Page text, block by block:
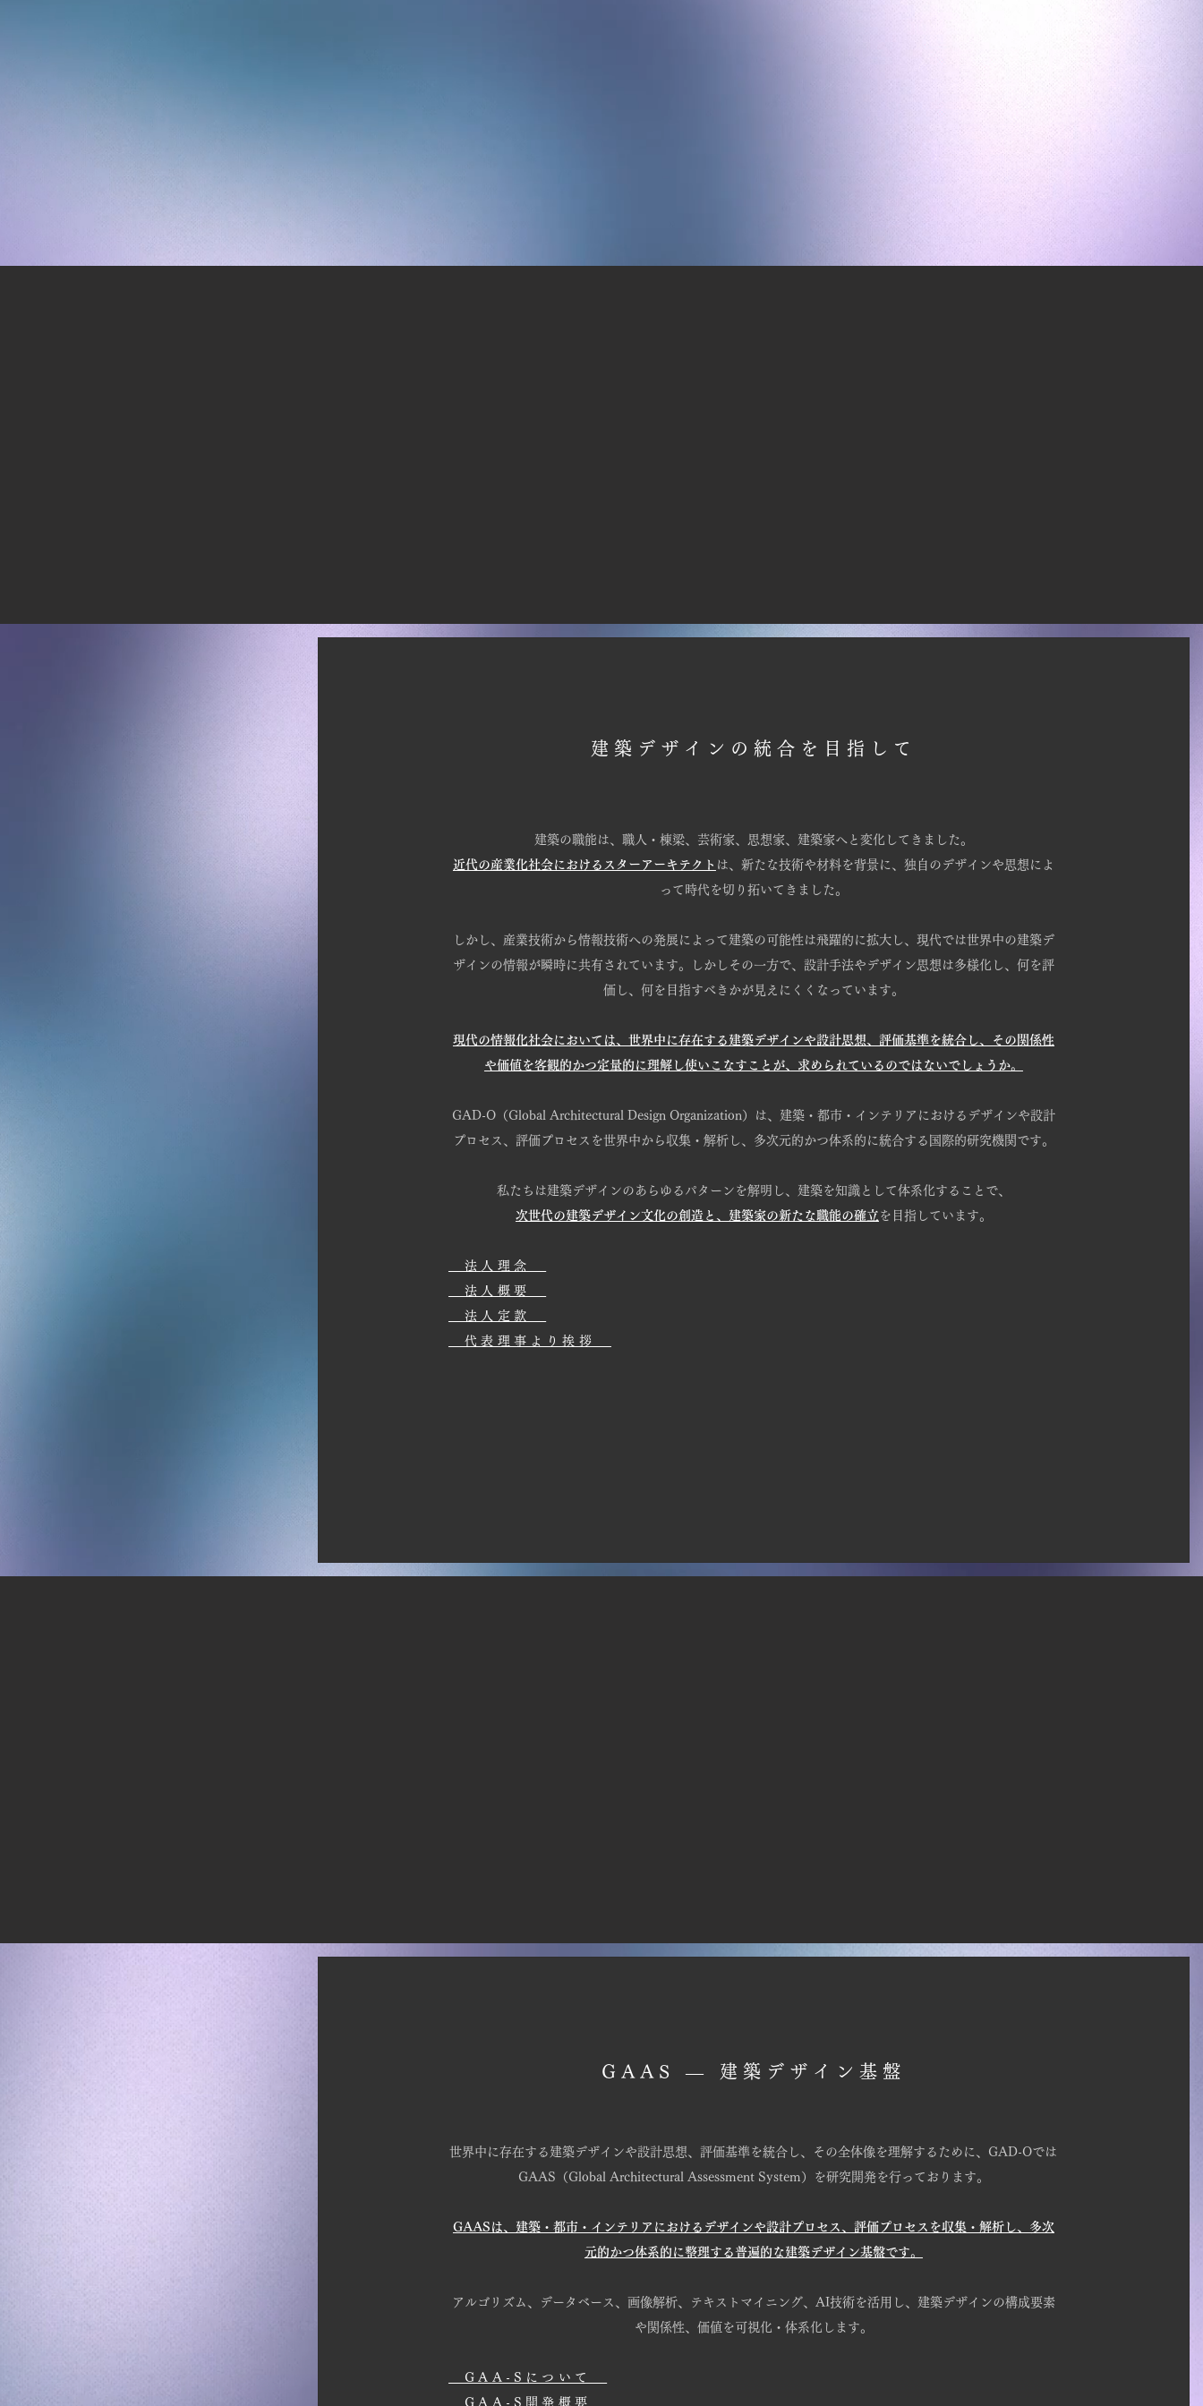
建築デザインの統合を目指して
建築の職能は、職人・棟梁、芸術家、思想家、建築家へと変化してきました。
近代の産業化社会におけるスターアーキテクト は、新たな技術や材料を背景に、独自のデザインや思想によ
って時代を切り拓いてきました。
しかし、産業技術から情報技術への発展によって建築の可能性は飛躍的に拡大し、現代では世界中の建築デ
ザインの情報が瞬時に共有されています。しかしその一方で、設計手法やデザイン思想は多様化し、何を評
価し、何を目指すべきかが見えにくくなっています。
現代の情報化社会においては、世界中に存在する建築デザインや設計思想、評価基準を統合し、その関係性
や価値を客観的かつ定量的に理解し使いこなすことが、求められているのではないでしょうか。
GAD-O（Global Architectural Design Organization）は、建築・都市・インテリアにおけるデザインや設計
プロセス、評価プロセスを世界中から収集・解析し、多次元的かつ体系的に統合する国際的研究機関です。
私たちは建築デザインのあらゆるパターンを解明し、建築を知識として体系化することで、
次世代の建築デザイン文化の創造と、建築家の新たな職能の確立 を目指しています。
法 人理念​
法人概要
​ 法人定款
代表理事より挨拶
GAAS ― 建築デザイン基盤
世界中に存在する建築デザインや設計思想、評価基準を統合し、その全体像を理解するために、GAD-Oでは
GAAS（Global Architectural Assessment System）
を研究開発を行っております。
GAASは、建築・都市・インテリアにおけるデザインや設計プロセス、評価プロセスを収集・解析し、多次
元的かつ体系的に整理する普遍的な建築デザイン基盤です。
アルゴリズム、データベース、画像解析、テキストマイニング、AI技術を活用し、建築デザインの構成要素
や関係性、価値を可視化・体系化します。
GAA-Sについて
GAA-S 開発概要